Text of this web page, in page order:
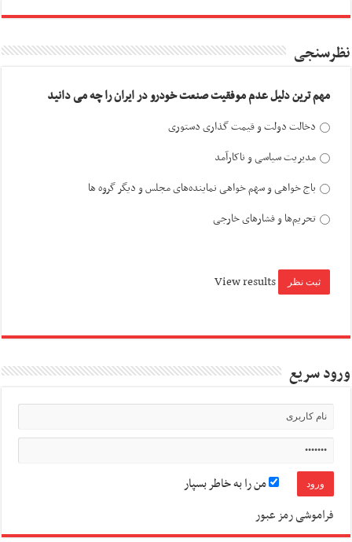
نظرسنجی
مهم ترین دلیل عدم موفقیت صنعت خودرو در ایران را چه می دانید
دخالت دولت و قیمت گذاری دستوری
مدیریت سیاسی و ناکارآمد
باج خواهی و سهم خواهی نماینده‌های مجلس و دیگر گروه ها
تحریم‌ها و فشارهای خارجی
View results
ورود سریع
من را به خاطر بسپار
فراموشی رمز عبور